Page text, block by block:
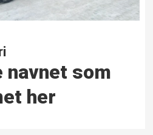
navnet som
her